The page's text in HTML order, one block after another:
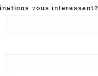
vous interessent?